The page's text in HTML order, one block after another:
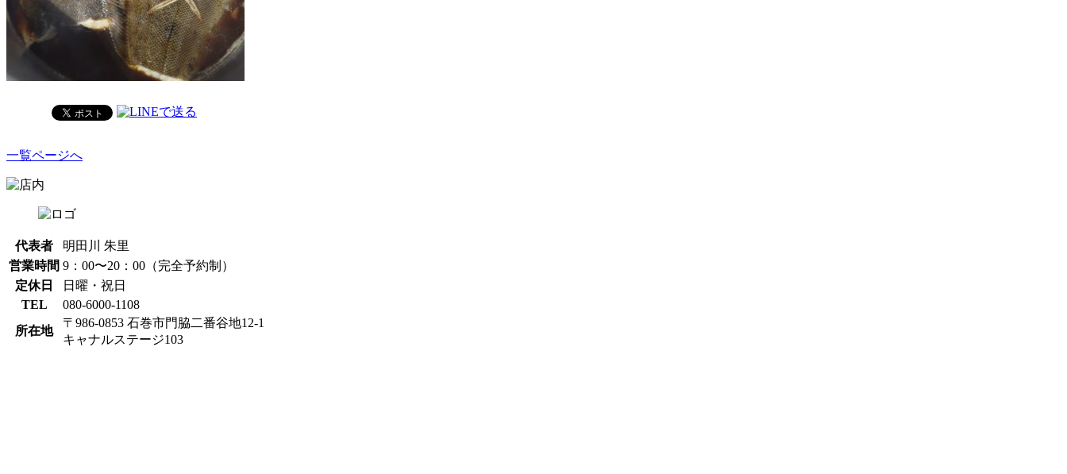
一覧ページへ
代表者
明田川 朱里
営業時間 9：00〜20：00（完全予約制）
定休日
日曜・祝日
TEL
080-6000-1108
所在地
〒986-0853 石巻市門脇二番谷地12-1
キャナルステージ103